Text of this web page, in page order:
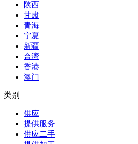
陕西
甘肃
青海
宁夏
新疆
台湾
香港
澳门
类别
供应
提供服务
供应二手